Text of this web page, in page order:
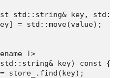
std::string& key,
= std::move(value);
T>
key) const {
store_.find(key);